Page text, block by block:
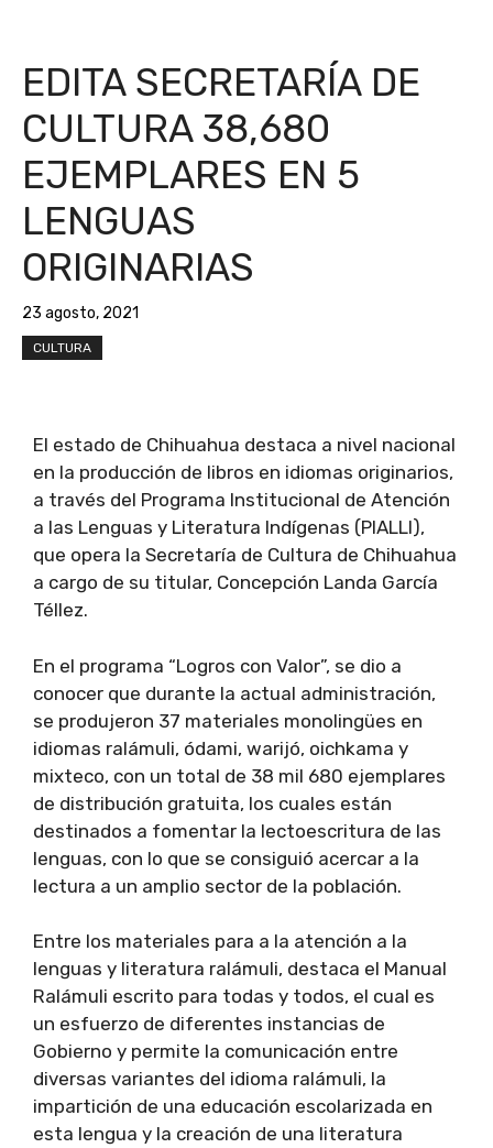
EDITA SECRETARÍA DE
CULTURA 38,680
EJEMPLARES EN 5
LENGUAS
ORIGINARIAS
23 agosto, 2021
CULTURA
El estado de Chihuahua destaca a nivel nacional
en la producción de libros en idiomas originarios,
a través del Programa Institucional de Atención
a las Lenguas y Literatura Indígenas (PIALLI),
que opera la Secretaría de Cultura de Chihuahua
a cargo de su titular, Concepción Landa García
Téllez.
En el programa “Logros con Valor”, se dio a
conocer que durante la actual administración,
se produjeron 37 materiales monolingües en
idiomas ralámuli, ódami, warijó, oichkama y
mixteco, con un total de 38 mil 680 ejemplares
de distribución gratuita, los cuales están
destinados a fomentar la lectoescritura de las
lenguas, con lo que se consiguió acercar a la
lectura a un amplio sector de la población.
Entre los materiales para a la atención a la
lenguas y literatura ralámuli, destaca el Manual
Ralámuli escrito para todas y todos, el cual es
un esfuerzo de diferentes instancias de
Gobierno y permite la comunicación entre
diversas variantes del idioma ralámuli, la
impartición de una educación escolarizada en
esta lengua y la creación de una literatura